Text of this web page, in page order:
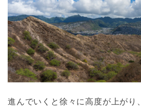
進んでいくと徐々に高度が上がり